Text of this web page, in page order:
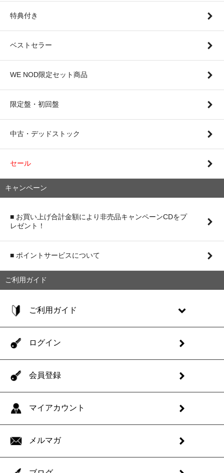
特典付き
ベストセラー
WE NOD限定セット商品
限定盤・初回盤
中古・デッドストック
セール
キャンペーン
■ お買い上げ合計金額により非売品キャンペーンCDをプ
レゼント！
■ ポイントサービスについて
ご利用ガイド
ご利用ガイド
ログイン
会員登録
マイアカウント
メルマガ